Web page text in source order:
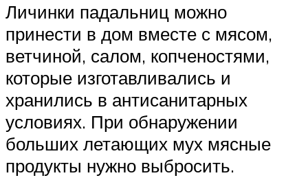
Личинки падальниц можно
принести в дом вместе с мясом,
ветчиной, салом, копченостями,
которые изготавливались и
хранились в антисанитарных
условиях. При обнаружении
больших летающих мух мясные
продукты нужно выбросить.